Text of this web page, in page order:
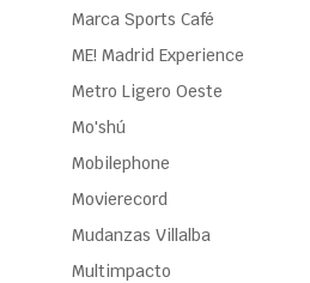
Marca Sports Café
ME! Madrid Experience
Metro Ligero Oeste
Mo'shú
Mobilephone
Movierecord
Mudanzas Villalba
Multimpacto